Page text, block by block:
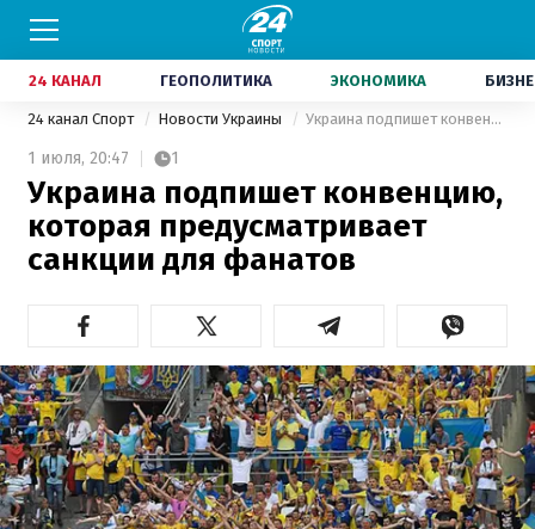
24 КАНАЛ ГЕОПОЛИТИКА ЭКОНОМИКА
24 канал Спорт Новости Украины Украина подпишет конвенцию, которая предусматривает санкции для фанатов
1 июля, 20:47 1
Украина подпишет конвенцию,
которая предусматривает
санкции для фанатов